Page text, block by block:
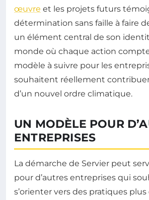
œuvre et les projets futurs
détermination sans faille à faire
un élément central de son
monde où chaque action
modèle à suivre pour les
souhaitent réellement
d’un nouvel ordre climatique.
UN MODÈLE POUR
ENTREPRISES
La démarche de Servier peut
pour d’autres entreprises qui
s’orienter vers des pratiques plus